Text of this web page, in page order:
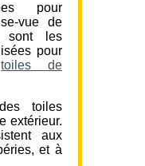
pour
vue de
sont les
pour
toiles de
toiles
extérieur.
aux
et à